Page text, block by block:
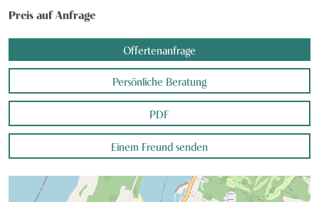
Preis auf Anfrage
Offertenanfrage
Persönliche Beratung
PDF
Einem Freund senden